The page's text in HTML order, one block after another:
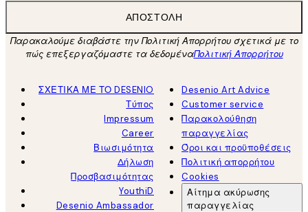
ΑΠΟΣΤΟΛΉ
Παρακαλούμε διαβάστε την Πολιτική Απορρήτου σχετικά με το
πώς επεξεργαζόμαστε τα δεδομέναΠολιτική Απορρήτου
ΣΧΕΤΙΚΑ ΜΕ ΤΟ DESENIO
Τύπος
Impressum
Career
Βιωσιμότητα
Δήλωση
Προσβασιμότητας
YouthiD
Desenio Ambassador
Desenio Art Advice
Customer service
Παρακολούθηση
παραγγελίας
Όροι και προϋποθέσεις
Πολιτική απορρήτου
Cookies
Αίτημα ακύρωσης
παραγγελίας